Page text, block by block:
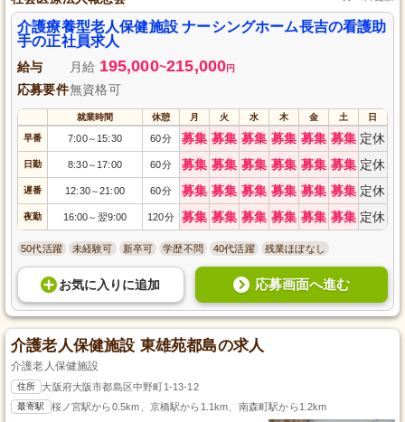
介護療養型老人保健施設 ナーシングホーム長吉の看護助
手の正社員求人
給与 月給 195,000~215,000円
応募要件無資格可
就業時間 休憩 月 火 水 木 金 土 日
早番 7:00～ 15:30 60分 募集 募集 募集 募集 募集 募集 定休
日勤 8:30～ 17:00 60分 募集 募集 募集 募集 募集 募集 定休
遅番 12:30～21:00 60分 募集 募集 募集 募集 募集 募集 定休
夜勤 16:00～ 翌9:00 120分 募集 募集 募集 募集 募集 募集 定休
50代活躍 未経験可 新卒可 学歴不問 40代活躍 残業ほぼなし
お気に入り に追加 応募画面へ進む
介護老人保健施設 東雄苑都島の求人
介護老人保健施設
住所 大阪府大阪市都島区中野町1-13-12
最寄駅 桜ノ宮駅から0.5km、京橋駅から1.1km、南森町駅から1.2km